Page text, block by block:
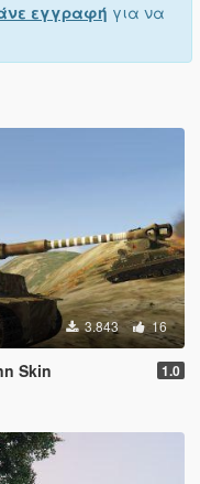
εγγραφή για να
3.843 16
Skin 1.0